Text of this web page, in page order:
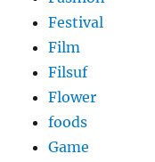
Festival
Film
Filsuf
Flower
foods
Game